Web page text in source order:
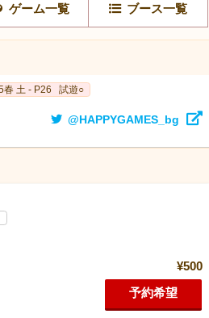
ゲーム一覧 ブース一覧
春 土 - P26 試遊○
@HAPPYGAMES_bg
¥500
予約希望